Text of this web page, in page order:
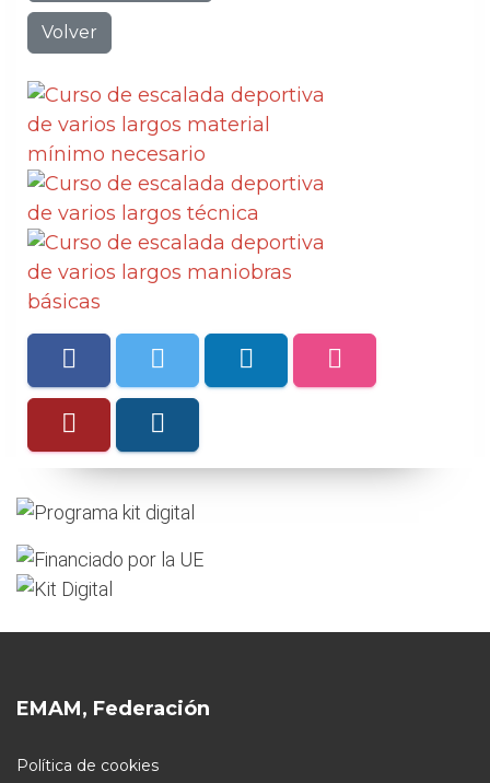
Volver
EMAM, Federación
Política de cookies